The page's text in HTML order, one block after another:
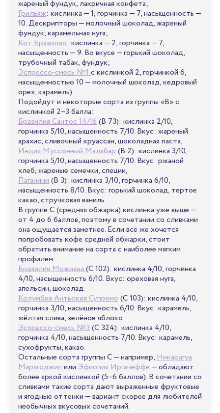
жареный фундук, лакричная конфета;
Грильяж: кислинка — 1, горчинка — 7, насыщенность —
10. Дескрипторы — молочный шоколад, жареный
фундук, карамельная нуга;
Кот Бразилио: кислинка — 2, горчинка — 7,
насыщенность — 9. Во вкусе — горький шоколад,
трубочный табак, фундук;
Эспрессо-смесь №1с кислинкой 2, горчинкой 6,
насыщенностью 10 — молочный шоколад, кедровый
орех, карамель).
Подойдут и некоторые сорта из группы «B» с
кислинкой 2–3 балла:
Бразилия Сантос 14/16(B 73): кислинка 2/10,
горчинка 5/10, насыщенность 7/10. Вкус: жареный
арахис, сливочный круассан, шоколадная паста,
Индия Муссонный Малабар(B 2): кислинка 3/10,
горчинка 5/10, насыщенность 7/10. Вкус: ржаной
хлеб, жареные семечки, специи,
Паганини(B 3): кислинка 3/10, горчинка 6/10,
насыщенность 8/10. Вкус: горький шоколад, тертое
какао, стручковая ваниль.
В группе C (средняя обжарка) кислинка уже выше —
от 4 до 6 баллов, поэтому в сочетании со сливками
она ощущается заметнее. Если всё же хочется
попробовать кофе средней обжарки, стоит
обратить внимание на сорта с наиболее мягким
профилем:
Бразилия Можиана(C 102): кислинка 4/10, горчинка
4/10, насыщенность 6/10. Вкус: ореховая нуга,
апельсин, шоколад.
Колумбия Антьокия Супремо(C 103): кислинка 4/10,
горчинка 3/10, насыщенность 6/10. Вкус: карамель,
жёлтая слива, зелёное яблоко
Эспрессо-смесь №3(C 324): кислинка 4/10,
горчинка 4/10, насыщенность 7/10. Вкус: карамель,
сухофрукты, какао.
Остальные сорта группы C — например,Никарагуа
Марагоджипили Эфиопия Иргачеффе— обладают
более яркой кислинкой (5–6 баллов). В сочетании со
сливками такие сорта дают выраженные фруктовые
и ягодные оттенки — вариант скорее для любителей
необычных вкусовых сочетаний.